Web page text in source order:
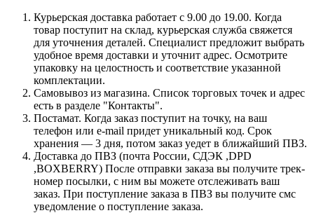
Курьерская доставка работает с 9.00 до 19.00. Когда
товар поступит на склад, курьерская служба свяжется
для уточнения деталей. Специалист предложит выбрать
удобное время доставки и уточнит адрес. Осмотрите
упаковку на целостность и соответствие указанной
комплектации.
Самовывоз из магазина. Список торговых точек и адрес
есть в разделе "Контакты".
Постамат. Когда заказ поступит на точку, на ваш
телефон или e-mail придет уникальный код. Срок
хранения — 3 дня, потом заказ уедет в ближайший ПВЗ.
Доставка до ПВЗ (почта России, СДЭК ,DPD
,BOXBERRY) После отправки заказа вы получите трек-
номер посылки, с ним вы можете отслеживать ваш
заказ. При поступление заказа в ПВЗ вы получите смс
уведомление о поступление заказа.